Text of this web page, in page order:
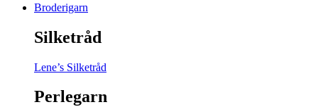
Broderigarn
Silketråd
Lene’s Silketråd
Perlegarn